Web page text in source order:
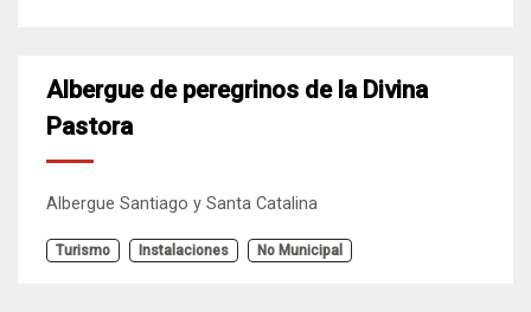
Albergue de peregrinos de la Divina
Pastora
Albergue Santiago y Santa Catalina
Turismo Instalaciones No Municipal